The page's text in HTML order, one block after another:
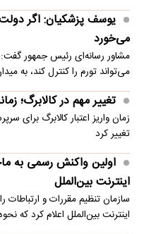
یوسف پزشکیان: اگر
می‌خورد
مشاور رسانه‌ای رئیس جمهور
می‌تواند تورم را کنترل کند، به
تغییر مهم در کالابرگ؛
زمان واریز اعتبار کالابرگ برای
تغییر کرد
اینترنت بین‌الملل
اینترنت بین‌الملل اعلام کرد که